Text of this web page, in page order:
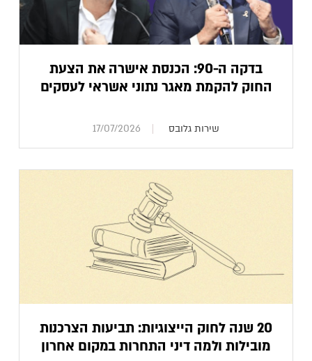
בדקה ה-90: הכנסת אישרה את הצעת
החוק להקמת מאגר נתוני אשראי לעסקים
שירות גלובס 17/07/2026
20 שנה לחוק הייצוגיות: תביעות הצרכנות
מובילות ולמה דיני התחרות במקום אחרון